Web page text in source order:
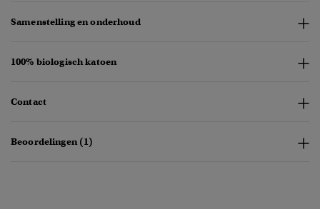
Samenstelling en onderhoud
100% biologisch katoen
Contact
Beoordelingen (1)